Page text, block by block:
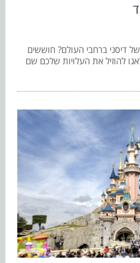
דיסני ברחבי העולם? חוששים
להוזיל את העלויות שלכם שם